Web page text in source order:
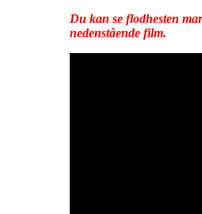
Du kan se flodhesten
nedenstående film.